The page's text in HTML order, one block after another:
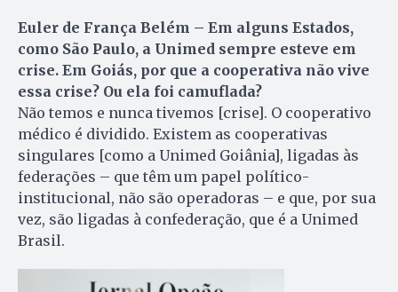
Euler de França Belém – Em alguns Estados,
como São Paulo, a Unimed sempre esteve em
crise. Em Goiás, por que a cooperativa não vive
essa crise? Ou ela foi camuflada?
Não temos e nunca tivemos [crise]. O cooperativo
médico é dividido. Existem as cooperativas
singulares [como a Unimed Goiânia], ligadas às
federações – que têm um papel político-
institucional, não são operadoras – e que, por sua
vez, são ligadas à confederação, que é a Unimed
Brasil.